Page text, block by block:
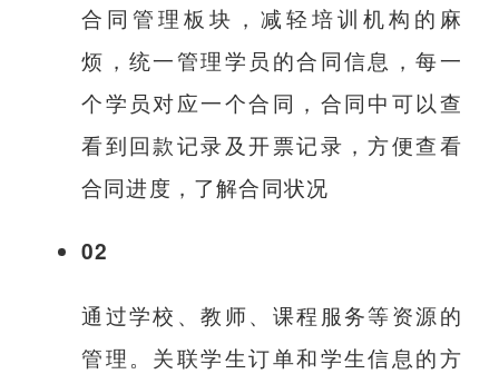
合同管理板块，减轻培训机构的麻
烦，统一管理学员的合同信息，每一
个学员对应一个合同，合同中可以查
看到回款记录及开票记录，方便查看
合同进度，了解合同状况
02
通过学校、教师、课程服务等资源的
管理。关联学生订单和学生信息的方